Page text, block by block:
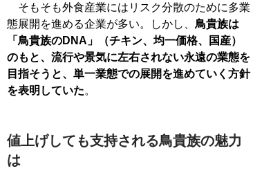
そもそも外食産業にはリスク分散のために多業
態展開を進める企業が多い。しかし、 鳥貴族は
「鳥貴族のDNA」（チキン、均一価格、国産）
のもと、流行や景気に左右されない永遠の業態を
目指そうと、単一業態での展開を進めていく方針
を表明していた。
値上げしても支持される鳥貴族の魅力
は